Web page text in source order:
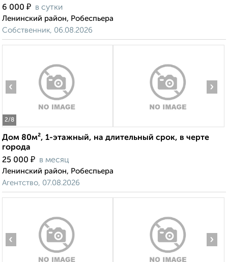
6 000 ₽ в сутки
Ленинский район, Робеспьера
Собственник, 06.08.2026
2/8
‹ ›
Дом 80м², 1-этажный, на длительный срок, в черте
города
25 000 ₽ в месяц
Ленинский район, Робеспьера
Агентство, 07.08.2026
‹ ›